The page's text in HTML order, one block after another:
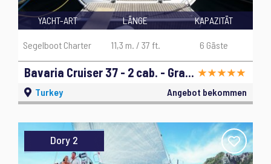
Bavaria Cruiser 37 - 2 cab. - Grasshopper - 2014
YACHT-ART
Segelboot Charter
LÄNGE
11,3 m. / 37 ft.
KAPAZITÄT
6 Gäste
Turkey Angebot bekommen
Dory 2